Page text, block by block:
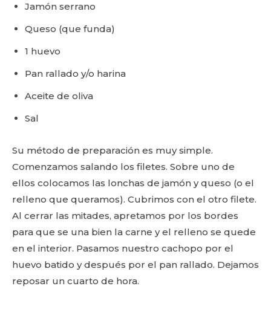
Jamón serrano
Queso (que funda)
1 huevo
Pan rallado y/o harina
Aceite de oliva
Sal
Su método de preparación es muy simple.
Comenzamos salando los filetes. Sobre uno de
ellos colocamos las lonchas de jamón y queso (o el
relleno que queramos). Cubrimos con el otro filete.
Al cerrar las mitades, apretamos por los bordes
para que se una bien la carne y el relleno se quede
en el interior. Pasamos nuestro cachopo por el
huevo batido y después por el pan rallado. Dejamos
reposar un cuarto de hora.